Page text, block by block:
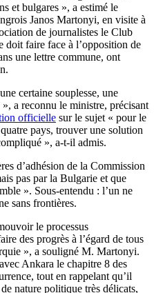
et bulgares », a estimé le
Janos Martonyi, en visite à
de journalistes le Club
doit faire face à l’opposition de
une lettre commune, ont
certaine souplesse, une
a reconnu le ministre, précisant
officielle sur le sujet « pour le
pays, trouver une solution
», a-t-il admis.
d’adhésion de la Commission
pas par la Bulgarie et que
». Sous-entendu : l’un ne
sans frontières.
le processus
des progrès à l’égard de tous
», a souligné M. Martonyi.
Ankara le chapitre 8 des
tout en rappelant qu’il
nature politique très délicats,